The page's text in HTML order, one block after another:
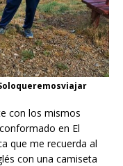
con los mismos
en El
que me recuerda al
con una camiseta